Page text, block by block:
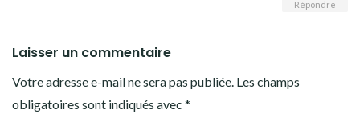
Répondre
Laisser un commentaire
Votre adresse e-mail ne sera pas publiée. Les champs
obligatoires sont indiqués avec *